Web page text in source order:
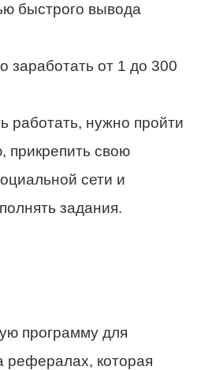
быстрого вывода
заработать от 1 до 300
работать, нужно пройти
прикрепить свою
сети и
задания.
программу для
рефералах, которая